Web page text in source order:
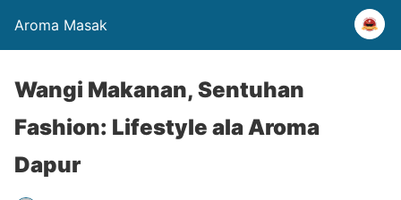
Aroma Masak
Wangi Makanan, Sentuhan
Fashion: Lifestyle ala Aroma
Dapur